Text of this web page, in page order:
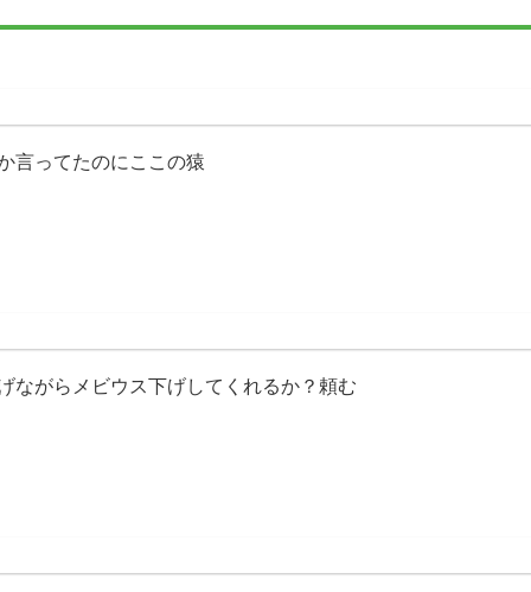
言ってたのにここの猿
ながらメビウス下げしてくれるか？頼む